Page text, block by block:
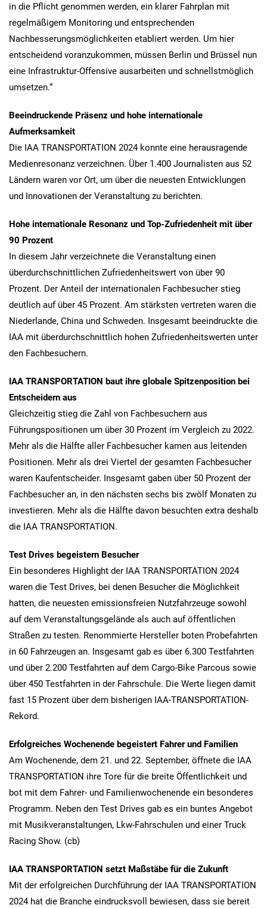
in die Pflicht genommen werden, ein klarer Fahrplan mit
regelmäßigem Monitoring und entsprechenden
Nachbesserungsmöglichkeiten etabliert werden. Um hier
entscheidend voranzukommen, müssen Berlin und Brüssel nun
eine Infrastruktur-Offensive ausarbeiten und schnellstmöglich
umsetzen.“
Beeindruckende Präsenz und hohe internationale
Aufmerksamkeit
Die IAA TRANSPORTATION 2024 konnte eine herausragende
Medienresonanz verzeichnen. Über 1.400 Journalisten aus 52
Ländern waren vor Ort, um über die neuesten Entwicklungen
und Innovationen der Veranstaltung zu berichten.
Hohe internationale Resonanz und Top-Zufriedenheit mit über
90 Prozent
In diesem Jahr verzeichnete die Veranstaltung einen
überdurchschnittlichen Zufriedenheitswert von über 90
Prozent. Der Anteil der internationalen Fachbesucher stieg
deutlich auf über 45 Prozent. Am stärksten vertreten waren die
Niederlande, China und Schweden. Insgesamt beeindruckte die
IAA mit überdurchschnittlich hohen Zufriedenheitswerten unter
den Fachbesuchern.
IAA TRANSPORTATION baut ihre globale Spitzenposition bei
Entscheidern aus
Gleichzeitig stieg die Zahl von Fachbesuchern aus
Führungspositionen um über 30 Prozent im Vergleich zu 2022.
Mehr als die Hälfte aller Fachbesucher kamen aus leitenden
Positionen. Mehr als drei Viertel der gesamten Fachbesucher
waren Kaufentscheider. Insgesamt gaben über 50 Prozent der
Fachbesucher an, in den nächsten sechs bis zwölf Monaten zu
investieren. Mehr als die Hälfte davon besuchten extra deshalb
die IAA TRANSPORTATION.
Test Drives begeistern Besucher
Ein besonderes Highlight der IAA TRANSPORTATION 2024
waren die Test Drives, bei denen Besucher die Möglichkeit
hatten, die neuesten emissionsfreien Nutzfahrzeuge sowohl
auf dem Veranstaltungsgelände als auch auf öffentlichen
Straßen zu testen. Renommierte Hersteller boten Probefahrten
in 60 Fahrzeugen an. Insgesamt gab es über 6.300 Testfahrten
und über 2.200 Testfahrten auf dem Cargo-Bike Parcous sowie
über 450 Testfahrten in der Fahrschule. Die Werte liegen damit
fast 15 Prozent über dem bisherigen IAA-TRANSPORTATION-
Rekord.
Erfolgreiches Wochenende begeistert Fahrer und Familien
Am Wochenende, dem 21. und 22. September, öffnete die IAA
TRANSPORTATION ihre Tore für die breite Öffentlichkeit und
bot mit dem Fahrer- und Familienwochenende ein besonderes
Programm. Neben den Test Drives gab es ein buntes Angebot
mit Musikveranstaltungen, Lkw-Fahrschulen und einer Truck
Racing Show. (cb)
IAA TRANSPORTATION setzt Maßstäbe für die Zukunft
Mit der erfolgreichen Durchführung der IAA TRANSPORTATION
2024 hat die Branche eindrucksvoll bewiesen, dass sie bereit